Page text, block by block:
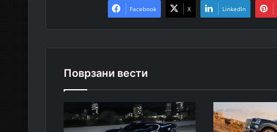
Facebook X LinkedIn
Поврзани вести